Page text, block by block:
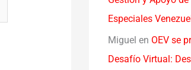
Especiales
Miguel en OEV se
Desafío Virtual: